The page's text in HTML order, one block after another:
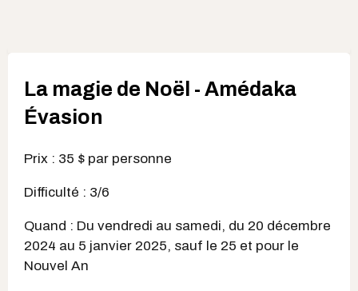
La magie de Noël - Amédaka
Évasion
Prix : 35 $ par personne
Difficulté : 3/6
Quand : Du vendredi au samedi, du 20 décembre
2024 au 5 janvier 2025, sauf le 25 et pour le
Nouvel An